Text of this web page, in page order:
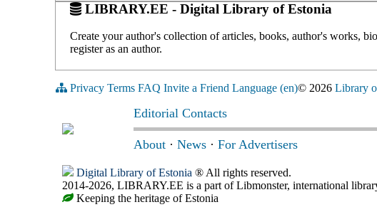
LIBRARY.EE - Digital Library of Estonia
Create your author's collection of articles, books, author's works,
register as an author.
Privacy Terms FAQ Invite a Friend Language (en)© 2026 Library
Editorial Contacts
About · News · For Advertisers
Digital Library of Estonia ® All rights reserved.
2014-2026, LIBRARY.EE is a part of Libmonster, international
Keeping the heritage of Estonia